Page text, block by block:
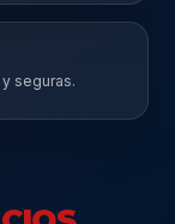
seguras.